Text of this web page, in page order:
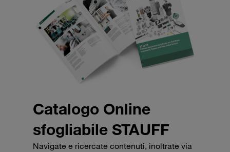
Catalogo Online
sfogliabile STAUFF
Navigate e ricercate contenuti, inoltrate via